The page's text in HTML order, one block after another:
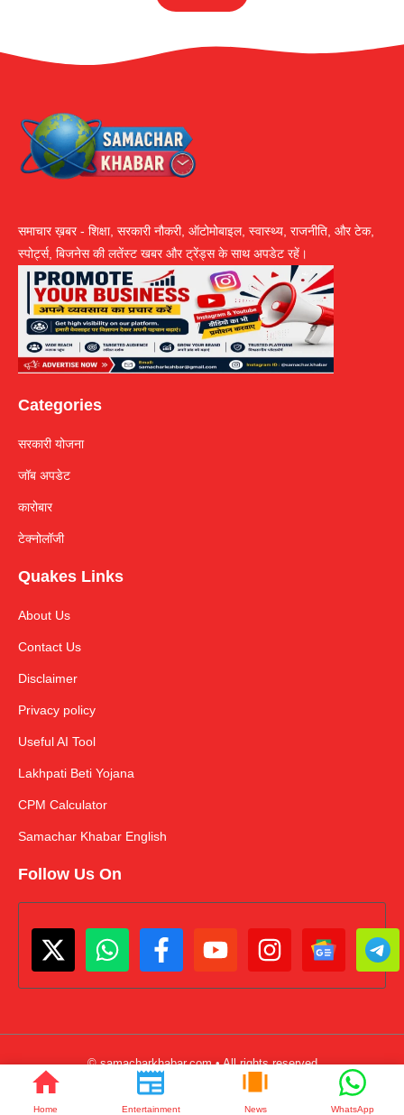
Home Entertainment News WhatsApp
समाचार ख़बर - शिक्षा, सरकारी नौकरी, ऑटोमोबाइल, स्वास्थ्य, राजनीति, और टेक,
स्पोर्ट्स, बिजनेस की लतेंस्ट खबर और ट्रेंड्स के साथ अपडेट रहें।
Categories
सरकारी योजना
जॉब अपडेट
कारोबार
टेक्नोलॉजी
Quakes Links
About Us
Contact Us
Disclaimer
Privacy policy
Useful AI Tool
Lakhpati Beti Yojana
CPM Calculator
Samachar Khabar English
Follow Us On
© samacharkhabar.com • All rights reserved